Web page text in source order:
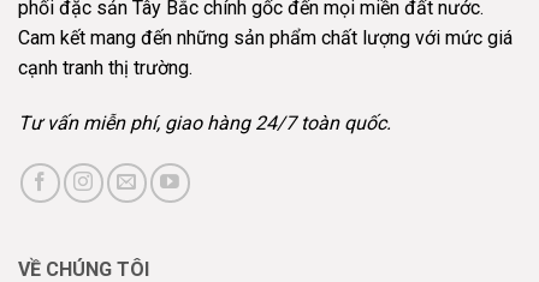
phối đặc sản Tây Bắc chính gốc đến mọi miền đất nước.
Cam kết mang đến những sản phẩm chất lượng với mức giá
cạnh tranh thị trường.
Tư vấn miễn phí, giao hàng 24/7 toàn quốc.
VỀ CHÚNG TÔI